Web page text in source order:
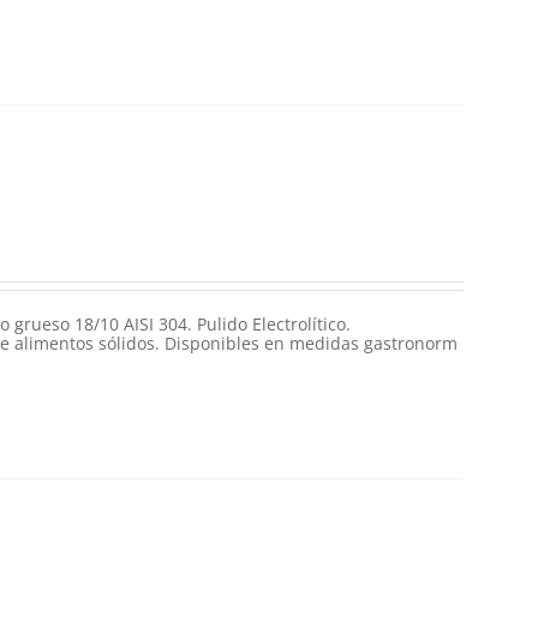
18/10 AISI 304. Pulido Electrolítico.
alimentos sólidos. Disponibles en medidas gastronorm